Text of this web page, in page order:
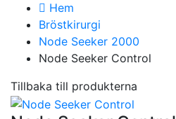
Hem
Bröstkirurgi
Node Seeker 2000
Node Seeker Control
Tillbaka till produkterna